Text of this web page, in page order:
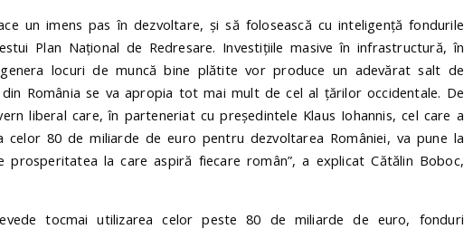
un imens pas în dezvoltare, și să folosească cu inteligență fondurile
Plan Național de Redresare. Investițiile masive în infrastructură, în
locuri de muncă bine plătite vor produce un adevărat salt de
România se va apropia tot mai mult de cel al țărilor occidentale. De
liberal care, în parteneriat cu președintele Klaus Iohannis, cel care a
celor 80 de miliarde de euro pentru dezvoltarea României, va pune la
la care aspiră fiecare român”, a explicat Cătălin Boboc,
tocmai utilizarea celor peste 80 de miliarde de euro, fonduri